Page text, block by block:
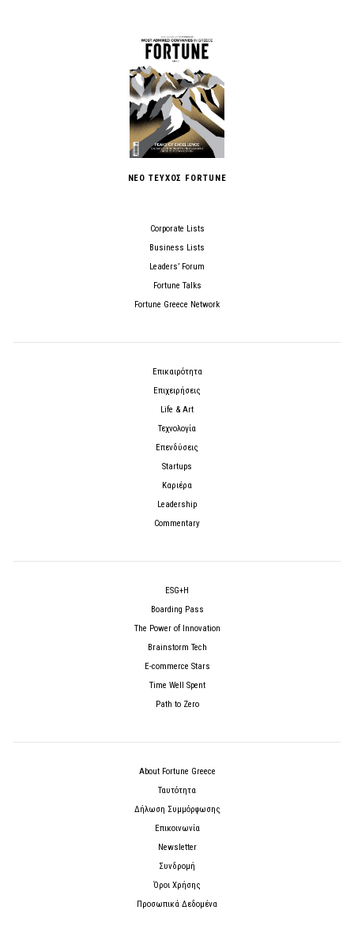
ΝΕΟ ΤΕΥΧΟΣ FORTUNE
Corporate Lists
Business Lists
Leaders’ Forum
Fortune Talks
Fortune Greece Network
Επικαιρότητα
Επιχειρήσεις
Life & Art
Τεχνολογία
Επενδύσεις
Startups
Καριέρα
Leadership
Commentary
ESG+H
Boarding Pass
The Power of Innovation
Brainstorm Tech
E-commerce Stars
Time Well Spent
Path to Zero
About Fortune Greece
Ταυτότητα
Δήλωση Συμμόρφωσης
Επικοινωνία
Newsletter
Συνδρομή
Όροι Χρήσης
Προσωπικά Δεδομένα